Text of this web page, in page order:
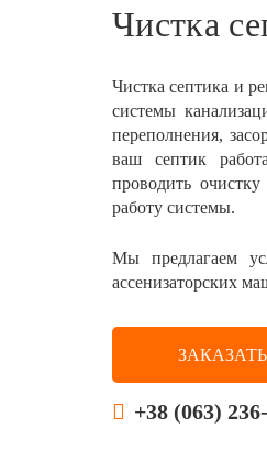
Чистка
Чистка септика и
системы
переполнения,
ваш септик
проводить
работу системы.
Мы предлагаем
ассенизаторских
ЗАКАЗАТЬ
+38 (063)